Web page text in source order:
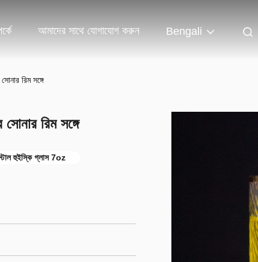
আমাদের সাথে যোগাযোগ করুন Bengali
রিম সঙ্গে
রিম সঙ্গে
হুইস্কি গ্লাস 7oz